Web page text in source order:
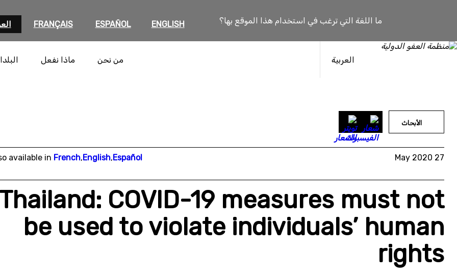
ما اللغة التي ترغب في استخدام هذا الموقع بها؟ ENGLISH
ESPAÑOL
FRANÇAIS
العربية من نحن ماذا نفعل
الأبحاث
27 May 2020
available in French,English,Español
Thailand: COVID-19 measures must not
be used to violate individuals’ human
rights